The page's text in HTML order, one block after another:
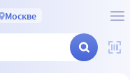
Москве